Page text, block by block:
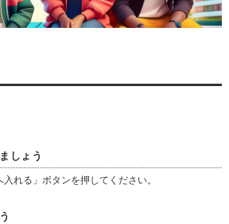
しょう
れる」ボタンを押してください。